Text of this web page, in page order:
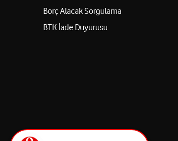
Borç Alacak Sorgulama
BTK İade Duyurusu